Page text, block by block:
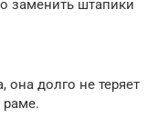
заменить штапики
она долго не теряет
раме.